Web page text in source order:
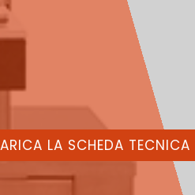
LA SCHEDA TECNICA